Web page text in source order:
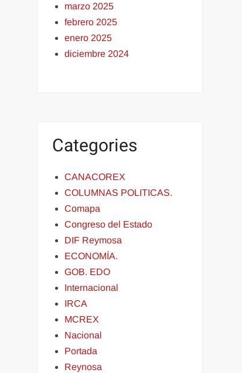
marzo 2025
febrero 2025
enero 2025
diciembre 2024
Categories
CANACOREX
COLUMNAS POLITICAS.
Comapa
Congreso del Estado
DIF Reymosa
ECONOMÍA.
GOB. EDO
Internacional
IRCA
MCREX
Nacional
Portada
Reynosa